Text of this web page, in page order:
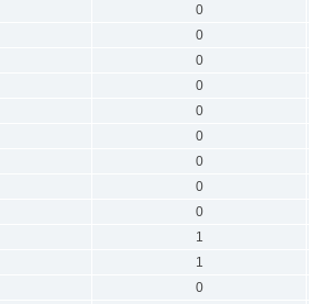
0
0
0
0
0
0
0
0
0
1
1
0